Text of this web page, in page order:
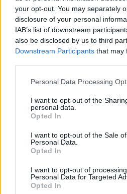
your opt-out. You may separately
disclosure of your personal
IAB’s list of downstream
also be disclosed by us to third
Downstream Participants that may
Personal Data Processing
I want to opt-out of the
personal data.
Opted In
I want to opt-out of the Sale
Personal Data.
Opted In
I want to opt-out of
Personal Data for Targeted
Opted In
στην αποκατάσταση
πόλεμο, ενώ ευνοείται
πετρελαίου.
Πάνω από 4% τα κέρδη
Βιοχάλκοκαι +3,47% η
Mεγάλη κίνηση και από
ευρώ και κέρδη
αναδιοργάνωσης που
καταστημάτων.